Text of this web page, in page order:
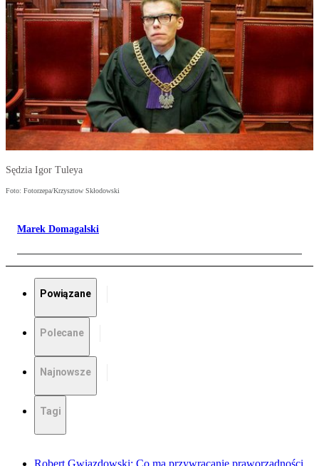
Sędzia Igor Tuleya
Foto: Fotorzepa/Krzysztow Skłodowski
Marek Domagalski
Powiązane
Polecane
Najnowsze
Tagi
Robert Gwiazdowski: Co ma przywracanie praworządności